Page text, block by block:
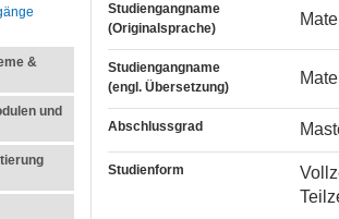
&
und
Studiengangname
(Originalsprache)
Studiengangname
(engl. Übersetzung)
Abschlussgrad
Studienform